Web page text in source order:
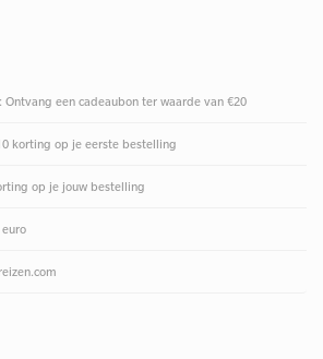
een cadeaubon ter waarde van €20
korting op je eerste bestelling
op je jouw bestelling